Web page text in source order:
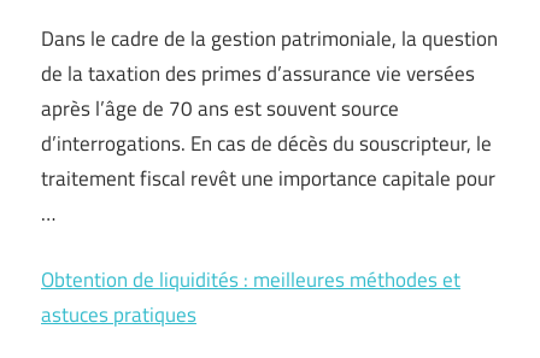
Dans le cadre de la gestion patrimoniale, la question
de la taxation des primes d’assurance vie versées
après l’âge de 70 ans est souvent source
d’interrogations. En cas de décès du souscripteur, le
traitement fiscal revêt une importance capitale pour
…
Obtention de liquidités : meilleures méthodes et
astuces pratiques